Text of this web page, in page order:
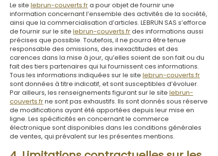
Le site lebrun-couverts.fra pour objet de fournir une
information concernant l’ensemble des activités de la société,
ainsi que la commercialisation d’articles. LEBRUN SAS s’efforce
de fournir sur le site lebrun-couverts.frdes informations aussi
précises que possible. Toutefois, il ne pourra être tenue
responsable des omissions, des inexactitudes et des
carences dans la mise à jour, qu’elles soient de son fait ou du
fait des tiers partenaires qui lui fournissent ces informations.
Tous les informations indiquées sur le site lebrun-couverts.fr
sont données à titre indicatif, et sont susceptibles d’évoluer.
Par ailleurs, les renseignements figurant sur le site lebrun-
couverts.frne sont pas exhaustifs. Ils sont donnés sous réserve
de modifications ayant été apportées depuis leur mise en
ligne. Les spécificités en concernant le commerce
électronique sont disponibles dans les conditions générales
de ventes, qui prévalent sur les présentes mentions.